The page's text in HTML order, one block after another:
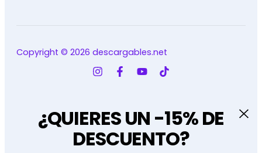
Copyright © 2026 descargables.net
¿QUIERES UN -15% DE
DESCUENTO?